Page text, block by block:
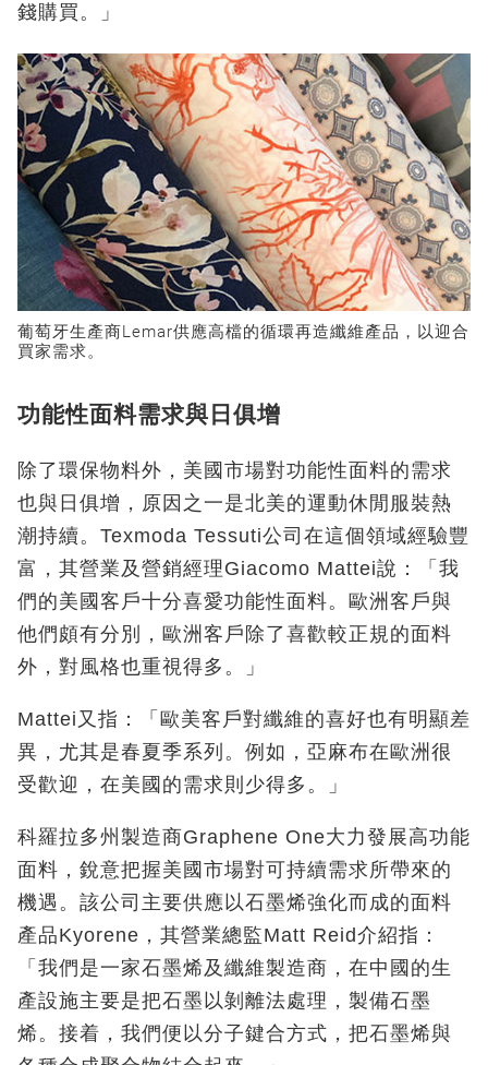
錢購買。」
葡萄牙生產商Lemar供應高檔的循環再造纖維產品，以迎合
買家需求。
功能性面料需求與日俱增
除了環保物料外，美國市場對功能性面料的需求
也與日俱增，原因之一是北美的運動休閒服裝熱
潮持續。Texmoda Tessuti公司在這個領域經驗豐
富，其營業及營銷經理Giacomo Mattei說：「我
們的美國客戶十分喜愛功能性面料。歐洲客戶與
他們頗有分別，歐洲客戶除了喜歡較正規的面料
外，對風格也重視得多。」
Mattei又指：「歐美客戶對纖維的喜好也有明顯差
異，尤其是春夏季系列。例如，亞麻布在歐洲很
受歡迎，在美國的需求則少得多。」
科羅拉多州製造商Graphene One大力發展高功能
面料，銳意把握美國市場對可持續需求所帶來的
機遇。該公司主要供應以石墨烯強化而成的面料
產品Kyorene，其營業總監Matt Reid介紹指：
「我們是一家石墨烯及纖維製造商，在中國的生
產設施主要是把石墨以剝離法處理，製備石墨
烯。接着，我們便以分子鍵合方式，把石墨烯與